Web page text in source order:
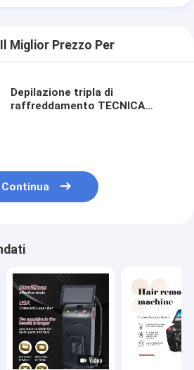
Miglior Prezzo Per
Depilazione tripla di
raffreddamento TECNICA
Continua